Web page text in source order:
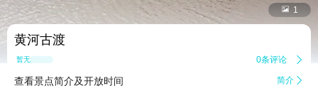
 1
黄河古渡
暂无点评 0条评论 
查看景点简介及开放时间 简介 